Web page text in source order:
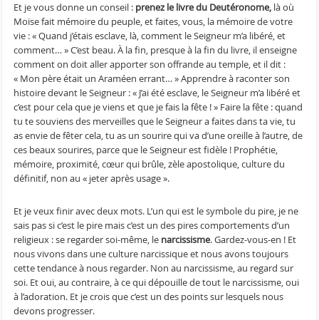
Et je vous donne un conseil : prenez le livre du Deutéronome,là où
Moïse fait mémoire du peuple, et faites, vous, la mémoire de votre
vie : « Quand j’étais esclave, là, comment le Seigneur m’a libéré, et
comment… » C’est beau. À la fin, presque à la fin du livre, il enseigne
comment on doit aller apporter son offrande au temple, et il dit :
« Mon père était un Araméen errant… » Apprendre à raconter son
histoire devant le Seigneur : « J’ai été esclave, le Seigneur m’a libéré et
c’est pour cela que je viens et que je fais la fête ! » Faire la fête : quand
tu te souviens des merveilles que le Seigneur a faites dans ta vie, tu
as envie de fêter cela, tu as un sourire qui va d’une oreille à l’autre, de
ces beaux sourires, parce que le Seigneur est fidèle ! Prophétie,
mémoire, proximité, cœur qui brûle, zèle apostolique, culture du
définitif, non au « jeter après usage ».
Et je veux finir avec deux mots. L’un qui est le symbole du pire, je ne
sais pas si c’est le pire mais c’est un des pires comportements d’un
religieux : se regarder soi-même, le narcissisme. Gardez-vous-en ! Et
nous vivons dans une culture narcissique et nous avons toujours
cette tendance à nous regarder. Non au narcissisme, au regard sur
soi. Et oui, au contraire, à ce qui dépouille de tout le narcissisme, oui
à l’adoration. Et je crois que c’est un des points sur lesquels nous
devons progresser.